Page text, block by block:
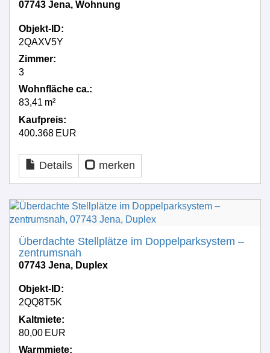
07743 Jena, Wohnung
Objekt-ID:
2QAXV5Y
Zimmer:
3
Wohnfläche ca.:
83,41 m²
Kaufpreis:
400.368 EUR
Details merken
Überdachte Stellplätze im Doppelparksystem –
zentrumsnah
07743 Jena, Duplex
Objekt-ID:
2QQ8T5K
Kaltmiete:
80,00 EUR
Warmmiete: